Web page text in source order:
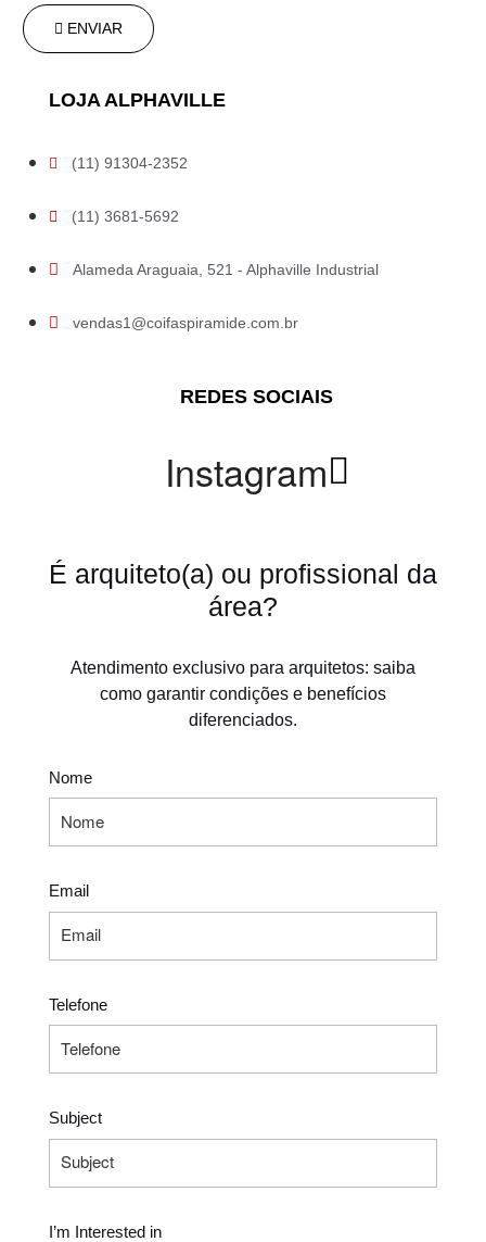
ENVIAR
LOJA ALPHAVILLE
(11) 91304-2352
(11) 3681-5692
Alameda Araguaia, 521 - Alphaville Industrial
vendas1@coifaspiramide.com.br
REDES SOCIAIS
Instagram
É arquiteto(a) ou profissional da
área?
Atendimento exclusivo para arquitetos: saiba
como garantir condições e benefícios
diferenciados.
Nome
Email
Telefone
Subject
I’m Interested in